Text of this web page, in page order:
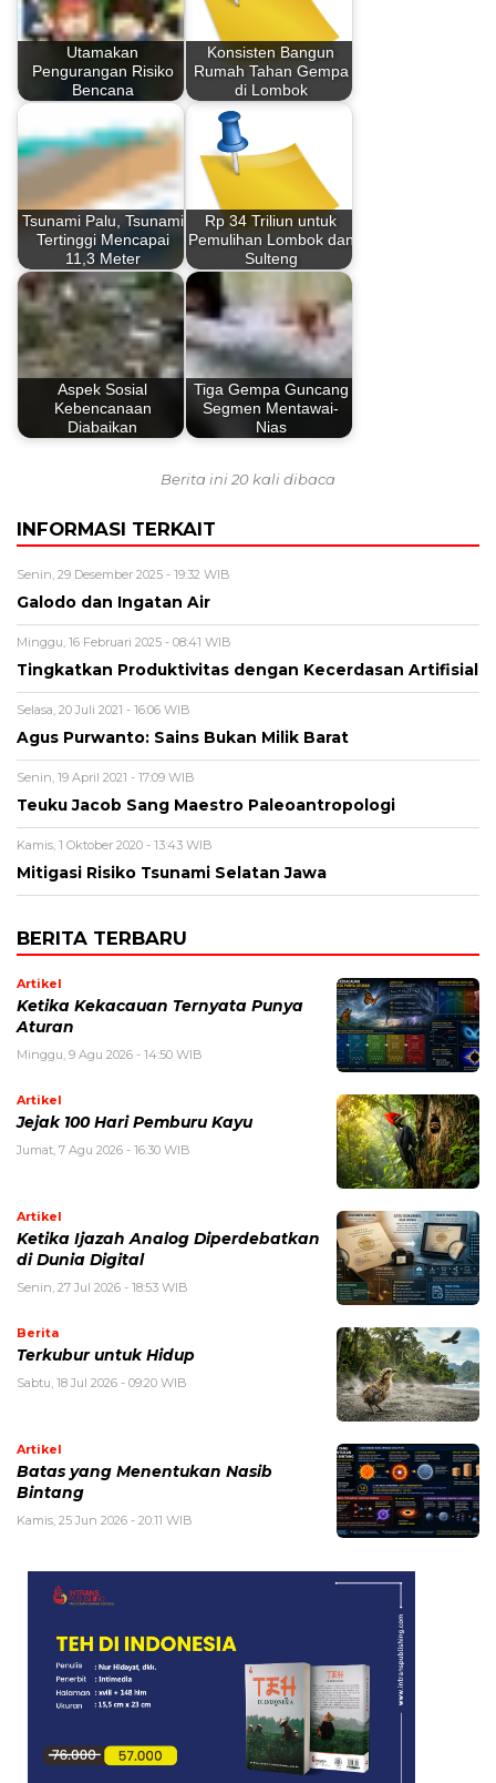
Utamakan
Pengurangan Risiko
Bencana
Konsisten Bangun
Rumah Tahan Gempa
di Lombok
Tsunami Palu, Tsunami
Tertinggi Mencapai
11,3 Meter
Rp 34 Triliun untuk
Pemulihan Lombok dan
Sulteng
Aspek Sosial
Kebencanaan
Diabaikan
Tiga Gempa Guncang
Segmen Mentawai-
Nias
Berita ini 20 kali dibaca
INFORMASI TERKAIT
Senin, 29 Desember 2025 - 19:32 WIB
Galodo dan Ingatan Air
Minggu, 16 Februari 2025 - 08:41 WIB
Tingkatkan Produktivitas dengan Kecerdasan Artifisial
Selasa, 20 Juli 2021 - 16:06 WIB
Agus Purwanto: Sains Bukan Milik Barat
Senin, 19 April 2021 - 17:09 WIB
Teuku Jacob Sang Maestro Paleoantropologi
Kamis, 1 Oktober 2020 - 13:43 WIB
Mitigasi Risiko Tsunami Selatan Jawa
BERITA TERBARU
Artikel
Ketika Kekacauan Ternyata Punya
Aturan
Minggu, 9 Agu 2026 - 14:50 WIB
Artikel
Jejak 100 Hari Pemburu Kayu
Jumat, 7 Agu 2026 - 16:30 WIB
Artikel
Ketika Ijazah Analog Diperdebatkan
di Dunia Digital
Senin, 27 Jul 2026 - 18:53 WIB
Berita
Terkubur untuk Hidup
Sabtu, 18 Jul 2026 - 09:20 WIB
Artikel
Batas yang Menentukan Nasib
Bintang
Kamis, 25 Jun 2026 - 20:11 WIB